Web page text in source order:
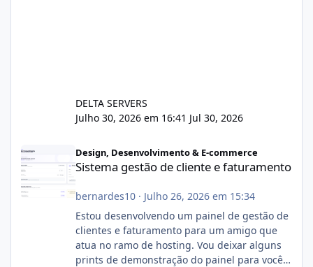
DELTA SERVERS
Julho 30, 2026 em 16:41 Jul 30, 2026
Design, Desenvolvimento & E-commerce
Sistema gestão de cliente e faturamento
bernardes10· Julho 26, 2026 em 15:34
Estou desenvolvendo um painel de gestão de
clientes e faturamento para um amigo que
atua no ramo de hosting. Vou deixar alguns
prints de demonstração do painel para vocês